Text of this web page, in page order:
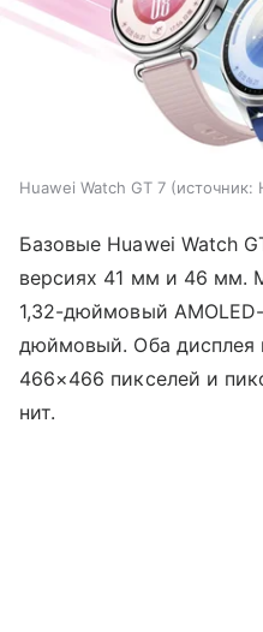
Huawei Watch GT 7 источник:
Базовые Huawei Watch
версиях 41 мм и 46 мм.
1,32-дюймовый
дюймовый. Оба дисплея
466×466 пикселей и
нит.